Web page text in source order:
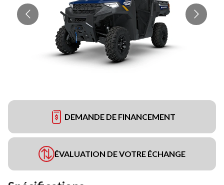
DEMANDE DE FINANCEMENT
ÉVALUATION DE VOTRE ÉCHANGE